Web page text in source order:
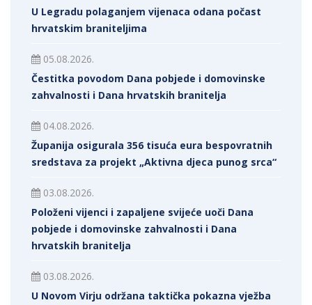
U Legradu polaganjem vijenaca odana počast
hrvatskim braniteljima
05.08.2026.
Čestitka povodom Dana pobjede i domovinske
zahvalnosti i Dana hrvatskih branitelja
04.08.2026.
Županija osigurala 356 tisuća eura bespovratnih
sredstava za projekt „Aktivna djeca punog srca“
03.08.2026.
Položeni vijenci i zapaljene svijeće uoči Dana
pobjede i domovinske zahvalnosti i Dana
hrvatskih branitelja
03.08.2026.
U Novom Virju održana taktička pokazna vježba